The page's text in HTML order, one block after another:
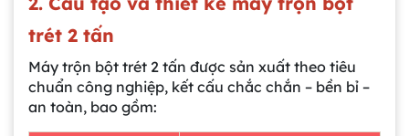
trét 2 tấn
Máy trộn bột trét 2 tấn được sản xuất theo tiêu
chuẩn công nghiệp, kết cấu chắc chắn – bền bỉ –
an toàn, bao gồm: